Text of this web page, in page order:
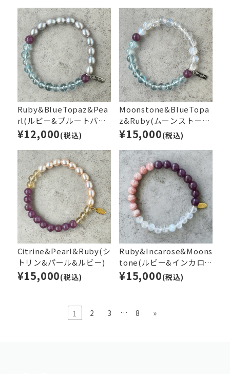
Ruby&BlueTopaz&Pea
rl(ルビー&ブルートパー
ズ&パール)
¥12,000(税込)
Moonstone&BlueTopa
z&Ruby(ムーンストーン
&ブルートパーズ&ルビ
¥15,000(税込)
Citrine&Pearl&Ruby(シ
トリン&パール&ルビー)
¥15,000(税込)
Ruby&Incarose&Moons
tone(ルビー&インカロー
ズ＆ムーンストーン)
¥15,000(税込)
1 2 3 … 8 »